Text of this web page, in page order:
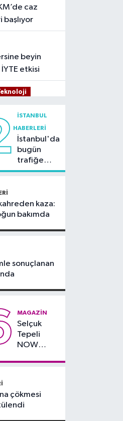
başlıyor
etkisi
oranı yüzde
milyona
vatandaşları
İSTANBUL
HABERLERI
İstanbul'da
bugün
trafiğe
dikkat:
bazı yollar
kapatılacak
kaza:
bakımda
sonuçlanan
MAGAZIN
Selçuk
Tepeli
NOW
çökmesi